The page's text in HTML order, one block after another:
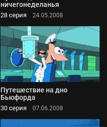
ничегонеделанья
28 серия 24.05.2008
Путешествие на дно
Бьюфорда
30 серия 07.06.2008